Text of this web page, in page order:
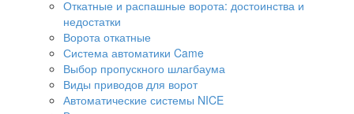
Откатные и распашные ворота: достоинства и
недостатки
Ворота откатные
Система автоматики Came
Выбор пропускного шлагбаума
Виды приводов для ворот
Автоматические системы NICE